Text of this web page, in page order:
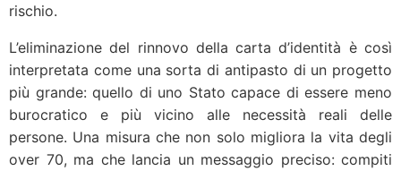
rischio.
L’eliminazione del rinnovo della carta d’identità è così
interpretata come una sorta di antipasto di un progetto
più grande: quello di uno Stato capace di essere meno
burocratico e più vicino alle necessità reali delle
persone. Una misura che non solo migliora la vita degli
over 70, ma che lancia un messaggio preciso: compiti